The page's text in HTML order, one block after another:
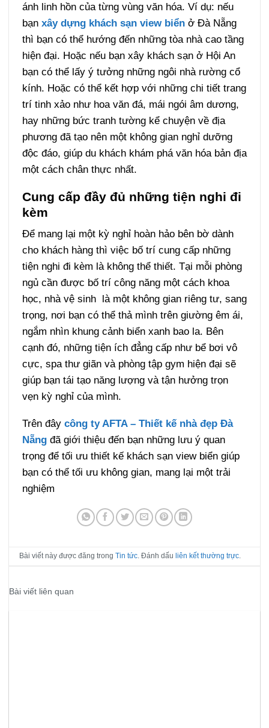
ánh linh hồn của từng vùng văn hóa. Ví dụ: nếu
bạn xây dựng khách sạn view biểnở Đà Nẵng
thì bạn có thể hướng đến những tòa nhà cao tầng
hiện đại. Hoặc nếu bạn xây khách sạn ở Hội An
bạn có thể lấy ý tưởng những ngôi nhà rường cổ
kính. Hoặc có thể kết hợp với những chi tiết trang
trí tinh xảo như hoa văn đá, mái ngói âm dương,
hay những bức tranh tường kể chuyện về địa
phương đã tạo nên một không gian nghỉ dưỡng
độc đáo, giúp du khách khám phá văn hóa bản địa
một cách chân thực nhất.
Cung cấp đầy đủ những tiện nghi đi
kèm
Để mang lại một kỳ nghỉ hoàn hảo bên bờ dành
cho khách hàng thì việc bố trí cung cấp những
tiện nghi đi kèm là không thể thiết. Tại mỗi phòng
ngủ cần được bố trí công năng một cách khoa
học, nhà vệ sinh là một không gian riêng tư, sang
trọng, nơi bạn có thể thả mình trên giường êm ái,
ngắm nhìn khung cảnh biển xanh bao la. Bên
cạnh đó, những tiện ích đẳng cấp như bể bơi vô
cực, spa thư giãn và phòng tập gym hiện đại sẽ
giúp bạn tái tạo năng lượng và tận hưởng trọn
vẹn kỳ nghỉ của mình.
Trên đây công ty AFTA – Thiết kế nhà đẹp Đà
Nẵngđã giới thiệu đến bạn những lưu ý quan
trọng để tối ưu thiết kế khách sạn view biển giúp
bạn có thể tối ưu không gian, mang lại một trải
nghiệm
Bài viết này được đăng trong Tin tức . Đánh dấu liên kết thường trực
Bài viết liên quan